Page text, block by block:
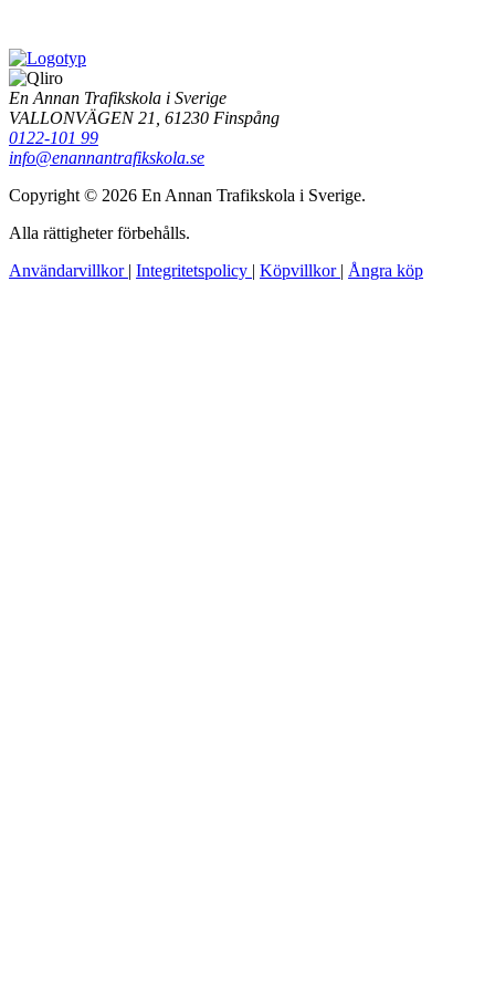
En Annan Trafikskola i Sverige
VALLONVÄGEN 21, 61230 Finspång
0122-101 99
info@enannantrafikskola.se
Copyright © 2026 En Annan Trafikskola i Sverige.
Alla rättigheter förbehålls.
Användarvillkor | Integritetspolicy | Köpvillkor | Ångra köp